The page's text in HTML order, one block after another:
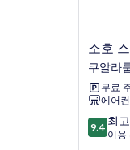
소
호
스
위
트
KLCC
LX
소호
쿠알라
무료
에어컨
10
점
9.4 최
이용